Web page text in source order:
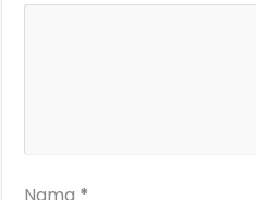
Nama *